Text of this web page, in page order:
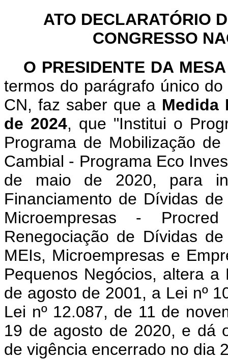
ATO DECLARATÓRIO
CONGRESSO
O PRESIDENTE DA
termos do parágrafo único
CN, faz saber que a Medida
de 2024, que "Institui o
Programa de Mobilização
Cambial - Programa Eco
de maio de 2020, para
Financiamento de Dívidas
Microempresas -
Renegociação de Dívidas
MEIs, Microempresas e
Pequenos Negócios, altera
de agosto de 2001, a Lei nº
Lei nº 12.087, de 11 de
19 de agosto de 2020, e dá
de vigência encerrado no dia